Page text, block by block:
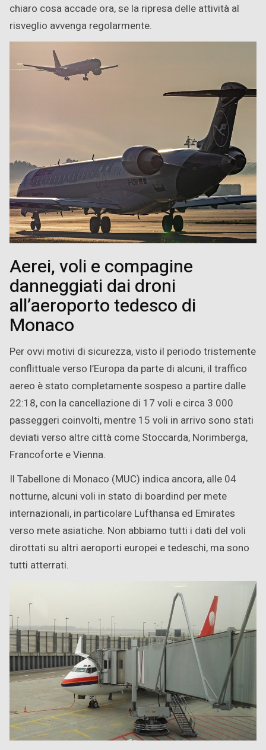
chiaro cosa accade ora, se la ripresa delle attività al
risveglio avvenga regolarmente.
Aerei, voli e compagine
danneggiati dai droni
all’aeroporto tedesco di
Monaco
Per ovvi motivi di sicurezza, visto il periodo tristemente
conflittuale verso l’Europa da parte di alcuni, il traffico
aereo è stato completamente sospeso a partire dalle
22:18, con la cancellazione di 17 voli e circa 3.000
passeggeri coinvolti, mentre 15 voli in arrivo sono stati
deviati verso altre città come Stoccarda, Norimberga,
Francoforte e Vienna.
Il Tabellone di Monaco (MUC) indica ancora, alle 04
notturne, alcuni voli in stato di boardind per mete
internazionali, in particolare Lufthansa ed Emirates
verso mete asiatiche. Non abbiamo tutti i dati del voli
dirottati su altri aeroporti europei e tedeschi, ma sono
tutti atterrati.